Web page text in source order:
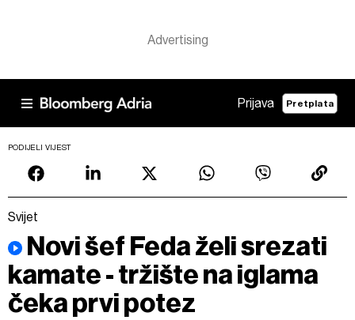
Prijava Pretplata
PODIJELI VIJEST
Svijet
Novi šef Feda želi srezati
kamate - tržište na iglama
čeka prvi potez